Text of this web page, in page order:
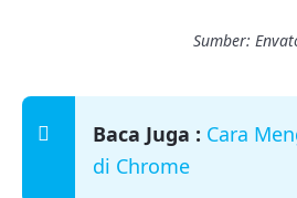
Sumber:
Baca Juga : Cara
di Chrome